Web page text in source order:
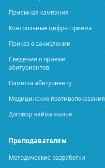
Приемная кампания
Контрольные цифры приема
Приказ о зачислении
Сведения о приеме
абитуриентов
Памятка абитуриенту
Медицинские противопоказания
Договор найма жилья
Преподавателям
Методические разработки